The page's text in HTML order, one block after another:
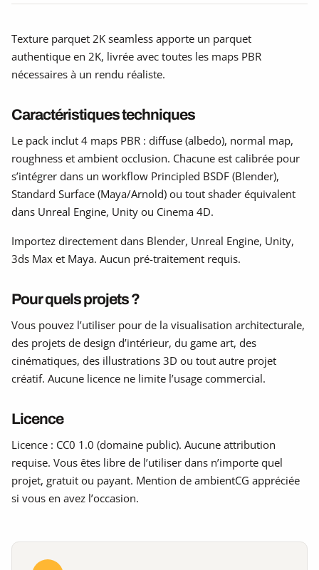
Texture parquet 2K seamless apporte un parquet
authentique en 2K, livrée avec toutes les maps PBR
nécessaires à un rendu réaliste.
Caractéristiques techniques
Le pack inclut 4 maps PBR : diffuse (albedo), normal map,
roughness et ambient occlusion. Chacune est calibrée pour
s’intégrer dans un workflow Principled BSDF (Blender),
Standard Surface (Maya/Arnold) ou tout shader équivalent
dans Unreal Engine, Unity ou Cinema 4D.
Importez directement dans Blender, Unreal Engine, Unity,
3ds Max et Maya. Aucun pré-traitement requis.
Pour quels projets ?
Vous pouvez l’utiliser pour de la visualisation architecturale,
des projets de design d’intérieur, du game art, des
cinématiques, des illustrations 3D ou tout autre projet
créatif. Aucune licence ne limite l’usage commercial.
Licence
Licence : CC0 1.0 (domaine public). Aucune attribution
requise. Vous êtes libre de l’utiliser dans n’importe quel
projet, gratuit ou payant. Mention de ambientCG appréciée
si vous en avez l’occasion.